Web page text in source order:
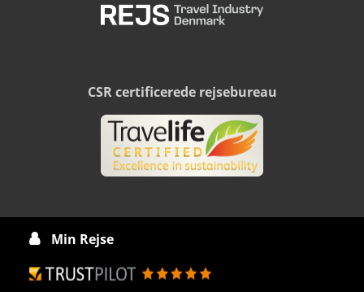
CSR certificerede rejsebureau
 Min Rejse